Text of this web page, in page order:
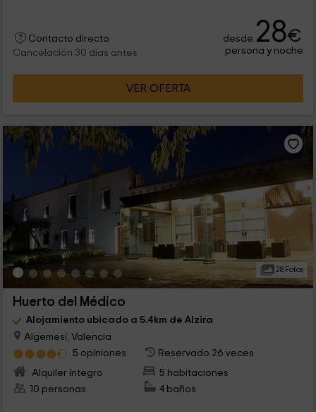
Contacto directo
Cancelación 30 días antes
desde 28€
persona y noche
VER OFERTA
28 Fotos
Huerto del Médico
Alojamiento ubicado a 5.4km de Alzira
Algemesí, Valencia
5 opiniones
Reservado 26 veces
Alquiler íntegro
5 habitaciones
10 personas
4 baños